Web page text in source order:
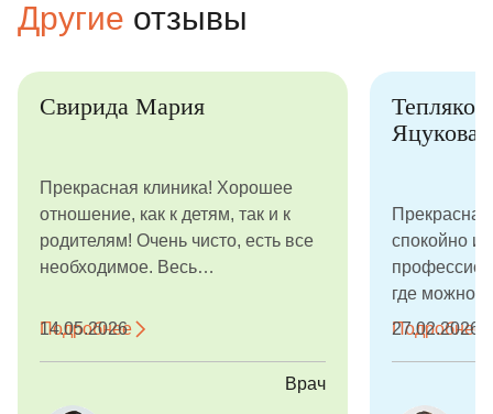
Другие отзывы
Свирида Мария
Прекрасная клиника! Хорошее
отношение, как к детям, так и к
родителям! Очень чисто, есть все
необходимое. Весь
доброжелательный и вежливый!
Новрузовой Кушвар Азеровна!
Подробнее
14.05.2026
Врач
Яцукова
спокойно и
где можно
лечению и
Подробнее
27.02.2026